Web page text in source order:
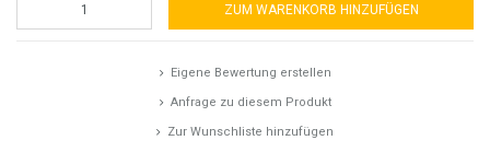
ZUM WARENKORB HINZUFÜGEN
Eigene Bewertung erstellen
Anfrage zu diesem Produkt
Zur Wunschliste hinzufügen